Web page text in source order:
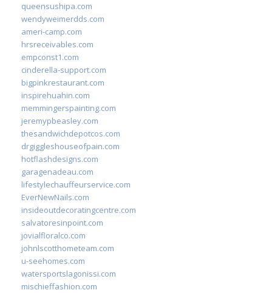
queensushipa.com
wendyweimerdds.com
ameri-camp.com
hrsreceivables.com
empconst1.com
cinderella-support.com
bigpinkrestaurant.com
inspirehuahin.com
memmingerspainting.com
jeremypbeasley.com
thesandwichdepotcos.com
drgiggleshouseofpain.com
hotflashdesigns.com
garagenadeau.com
lifestylechauffeurservice.com
EverNewNails.com
insideoutdecoratingcentre.com
salvatoresinpoint.com
jovialfloralco.com
johnlscotthometeam.com
u-seehomes.com
watersportslagonissi.com
mischieffashion.com